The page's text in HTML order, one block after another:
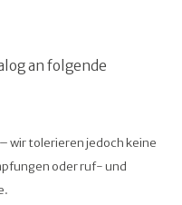
an folgende
wir tolerieren jedoch keine
oder ruf- und